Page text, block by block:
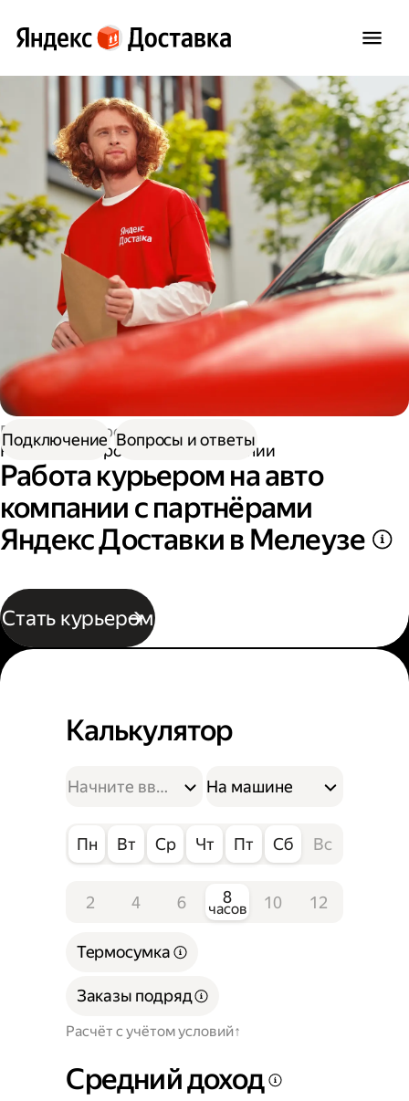
Работа курьером
Работа курьером на авто компании
Работа курьером на авто
компании с партнёрами
Яндекс Доставки в Мелеузе
Стать курьером
Подключение Вопросы и ответы
Калькулятор
На машине
Пн Вт Ср Чт Пт Сб Вс
2 4 6 8
часов 10 12
Расчёт с учётом условий
Термосумка
Заказы подряд
Средний доход